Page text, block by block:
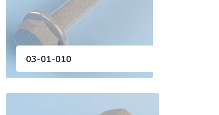
03-01-010